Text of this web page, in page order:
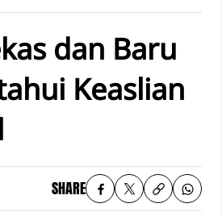
dan Baru
Keaslian
SHARE